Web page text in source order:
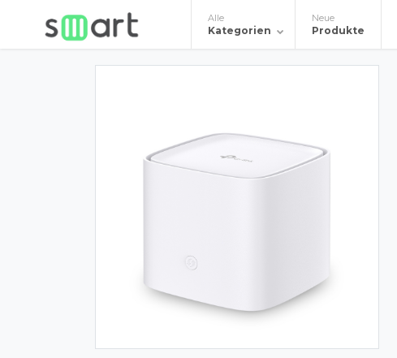
Alle
Kategorien
Neue
Produkte